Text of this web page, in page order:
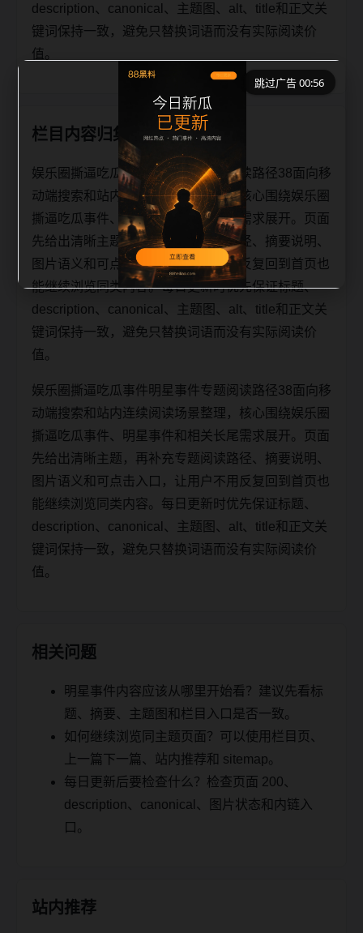
description、canonical、主题图、alt、title和正文关
键词保持一致，避免只替换词语而没有实际阅读价
值。
栏目内容归集
娱乐圈撕逼吃瓜事件明星事件专题阅读路径38面向移
动端搜索和站内连续阅读场景整理，核心围绕娱乐圈
撕逼吃瓜事件、明星事件和相关长尾需求展开。页面
先给出清晰主题，再补充专题阅读路径、摘要说明、
图片语义和可点击入口，让用户不用反复回到首页也
能继续浏览同类内容。每日更新时优先保证标题、
description、canonical、主题图、alt、title和正文关
键词保持一致，避免只替换词语而没有实际阅读价
值。
娱乐圈撕逼吃瓜事件明星事件专题阅读路径38面向移
动端搜索和站内连续阅读场景整理，核心围绕娱乐圈
撕逼吃瓜事件、明星事件和相关长尾需求展开。页面
先给出清晰主题，再补充专题阅读路径、摘要说明、
图片语义和可点击入口，让用户不用反复回到首页也
能继续浏览同类内容。每日更新时优先保证标题、
description、canonical、主题图、alt、title和正文关
键词保持一致，避免只替换词语而没有实际阅读价
值。
相关问题
明星事件内容应该从哪里开始看？建议先看标
题、摘要、主题图和栏目入口是否一致。
如何继续浏览同主题页面？可以使用栏目页、
上一篇下一篇、站内推荐和 sitemap。
每日更新后要检查什么？检查页面 200、
description、canonical、图片状态和内链入
口。
站内推荐
跳过广告 00:56